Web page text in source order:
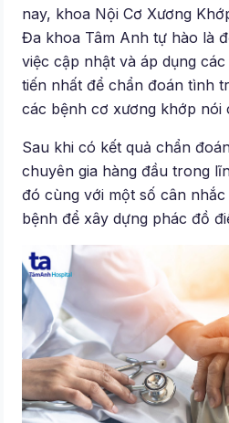
nay, khoa Nội Cơ Xương
Đa khoa Tâm Anh tự hào là
việc cập nhật và áp dụng
tiến nhất để chẩn đoán tình
các bệnh cơ xương khớp nói
Sau khi có kết quả chẩn
chuyên gia hàng đầu trong
đó cùng với một số cân
bệnh để xây dựng phác đồ